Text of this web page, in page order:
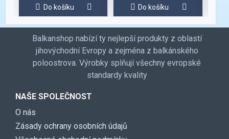
Do košíku Do košíku
Balkanshop nabízí ty nejlepší produkty z oblastí
jihovýchodní Evropy a zejména z balkánského
poloostrova. Výrobky splňují všechny evropské
standardy kvality
NAŠE SPOLEČNOST
O nás
Zásady ochrany osobních údajů